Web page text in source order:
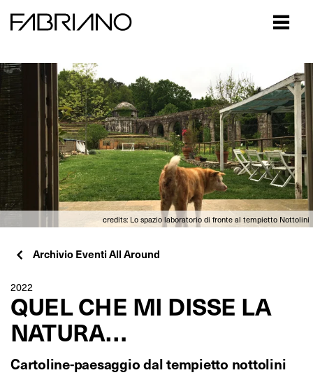
credits: Lo spazio laboratorio di fronte al tempietto Nottolini
Archivio Eventi All Around
2022
QUEL CHE MI DISSE LA
NATURA…
Cartoline-paesaggio dal tempietto nottolini